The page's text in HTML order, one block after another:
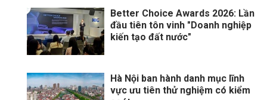
Better Choice Awards 2026: Lần
đầu tiên tôn vinh "Doanh nghiệp
kiến tạo đất nước"
Hà Nội ban hành danh mục lĩnh
vực ưu tiên thử nghiệm có kiểm